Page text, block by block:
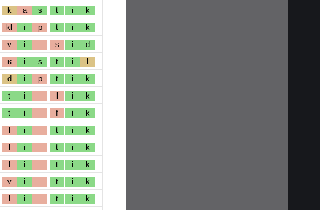
k a s t i k
kl i p t i k
v i s i d
ʁ i s t i l
d i p t i k
t i l i k
t i f i k
l i t i k
l i t i k
l i t i k
v i t i k
l i t i k